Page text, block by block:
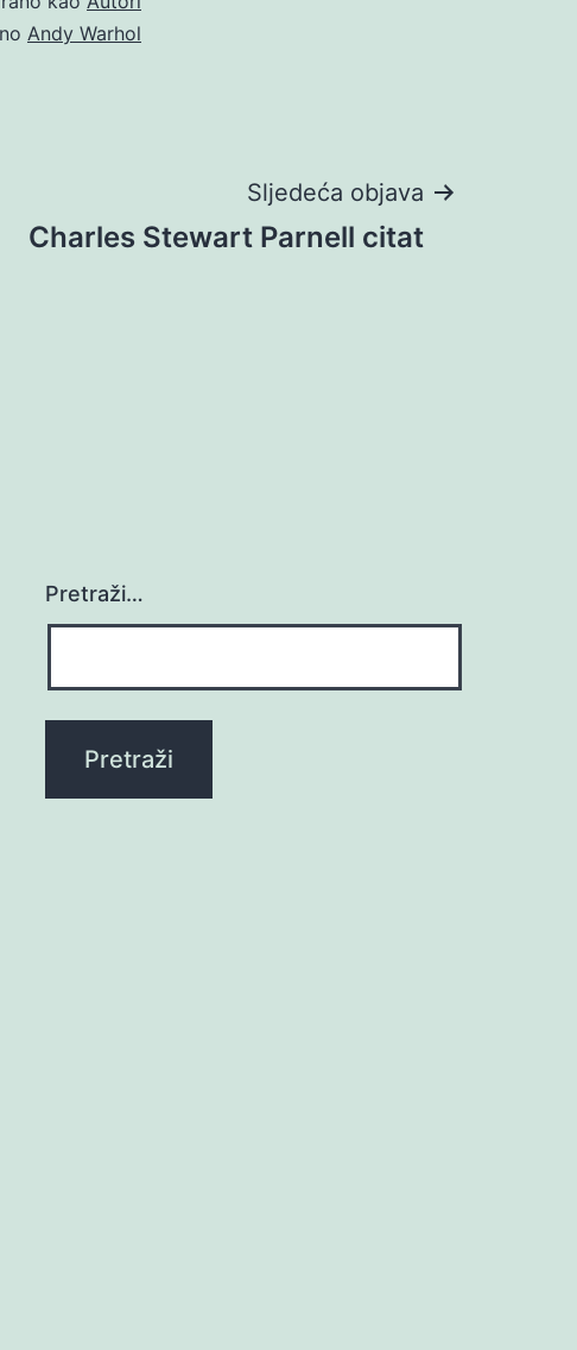
Andy Warhol
Sljedeća objava
Charles Stewart Parnell citat
Pretraži…